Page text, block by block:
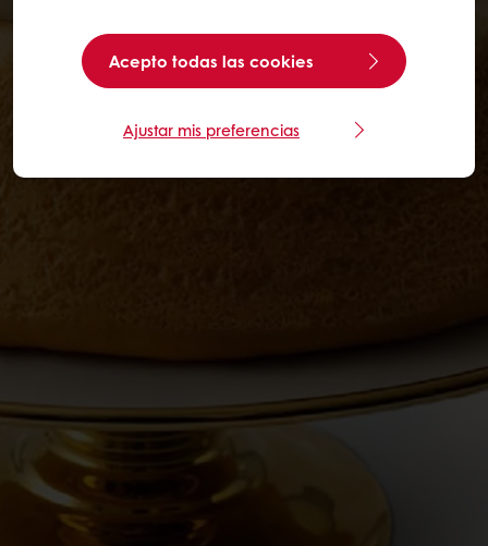
Acepto todas las cookies
Ajustar mis preferencias